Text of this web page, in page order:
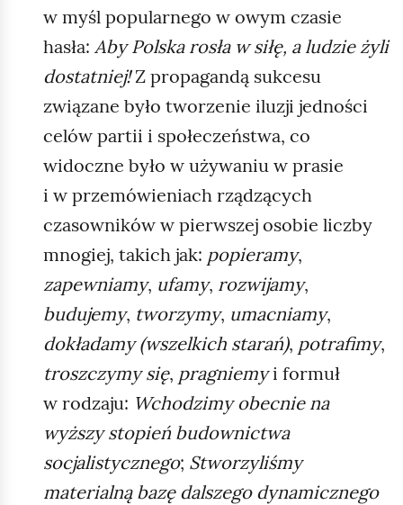
w myśl popularnego w owym czasie
hasła: Aby Polska rosła w siłę, a ludzie żyli
dostatniej!Z propagandą sukcesu
związane było tworzenie iluzji jedności
celów partii i społeczeństwa, co
widoczne było w używaniu w prasie
i w przemówieniach rządzących
czasowników w pierwszej osobie liczby
mnogiej, takich jak: popieramy,
zapewniamy, ufamy, rozwijamy,
budujemy, tworzymy, umacniamy,
dokładamy (wszelkich starań), potrafimy,
troszczymy się, pragniemyi formuł
w rodzaju: Wchodzimy obecnie na
wyższy stopień budownictwa
socjalistycznego; Stworzyliśmy
materialną bazę dalszego dynamicznego